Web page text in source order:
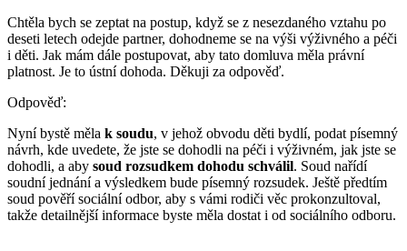
Chtěla bych se zeptat na postup, když se z nesezdaného vztahu po
deseti letech odejde partner, dohodneme se na výši výživného a péči
i děti. Jak mám dále postupovat, aby tato domluva měla právní
platnost. Je to ústní dohoda. Děkuji za odpověď.
Odpověď:
Nyní bystě měla k soudu, v jehož obvodu děti bydlí, podat písemný
návrh, kde uvedete, že jste se dohodli na péči i výživném, jak jste se
dohodli, a aby soud rozsudkem dohodu schválil. Soud nařídí
soudní jednání a výsledkem bude písemný rozsudek. Ještě předtím
soud pověří sociální odbor, aby s vámi rodiči věc prokonzultoval,
takže detailnější informace byste měla dostat i od sociálního odboru.